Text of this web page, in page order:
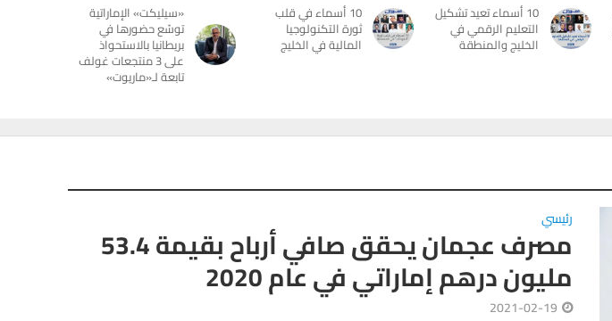
10 أسماء تعيد تشكيل
التعليم الرقمي في
الخليج والمنطقة
10 أسماء في قلب
ثورة التكنولوجيا
المالية في الخليج
«سيليكت» الإماراتية
توسّع حضورها في
بريطانيا بالاستحواذ
على 3 منتجعات غولف
تابعة لـ«ماريوت»
رئيسي
مصرف عجمان يحقق صافي أرباح بقيمة 53.4
مليون درهم إماراتي في عام 2020
2021-02-19